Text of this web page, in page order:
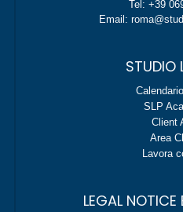
Tel: +39
Email:
STUDIO
SLP
Client
Area
Lavora
LEGAL NOTICE